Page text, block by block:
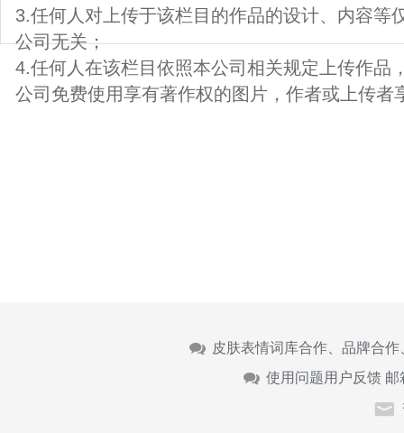
3.任何人对上传于该栏目的作品的设计、内容等
公司无关；
4.任何人在该栏目依照本公司相关规定上传作品
公司免费使用享有著作权的图片，作者或上传者
皮肤表情词库合作、品牌合
使用问题用户反馈 邮